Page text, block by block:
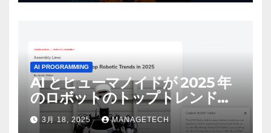
AI PROGRAMMING
AI とヒューマノイドが 2025 年
のロボットのトップトレンドに |
ASSEMBLY
3月 18, 2025 MANAGETECH